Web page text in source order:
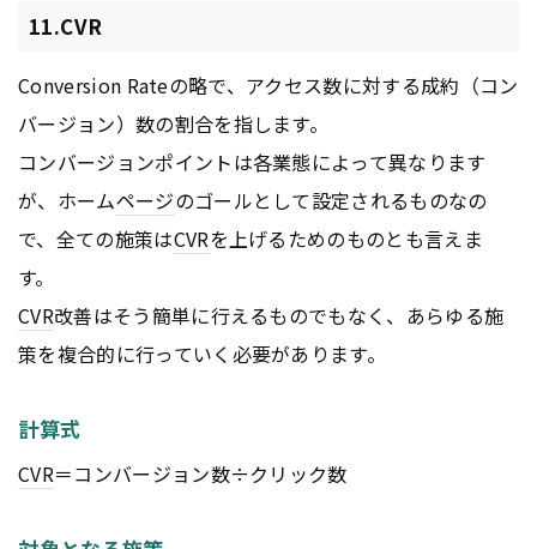
11.CVR
Conversion Rateの略で、アクセス数に対する成約（コン
バージョン）数の割合を指します。
コンバージョンポイントは各業態によって異なります
が、ホームページのゴールとして設定されるものなの
で、全ての施策はCVRを上げるためのものとも言えま
す。
CVR改善はそう簡単に行えるものでもなく、あらゆる施
策を複合的に行っていく必要があります。
計算式
CVR＝コンバージョン数÷クリック数